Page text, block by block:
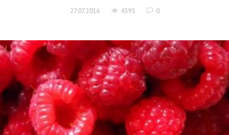
27.07.2016 4395 0